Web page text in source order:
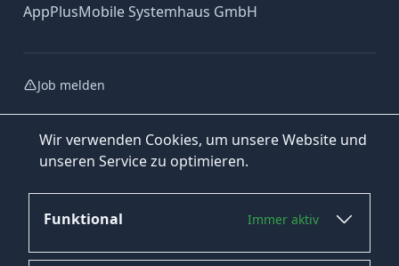
Wir verwenden Cookies, um unsere Website und
unseren Service zu optimieren.
Funktional Immer aktiv
AppPlusMobile Systemhaus GmbH
Job melden
Jetzt bewerben